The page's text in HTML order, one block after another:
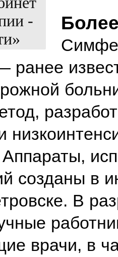
ранее
Аппараты,
созданы в
В
врачи, в